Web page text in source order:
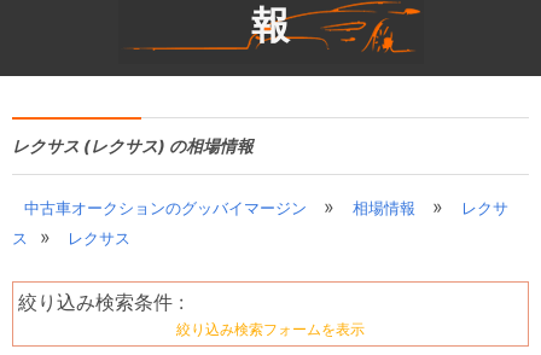
報
レクサス (レクサス) の相場情報
中古車オークションのグッバイマージン » 相場情報 »
レクサ
ス
» レクサス
絞り込み検索条件 :
絞り込み検索フォームを表示